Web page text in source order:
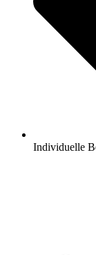
Individuelle